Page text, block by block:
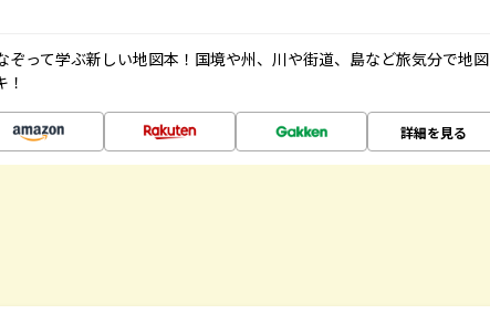
ぞって学ぶ新しい地図本！国境や州、川や街道、島など旅気分で地図
詳細を見る